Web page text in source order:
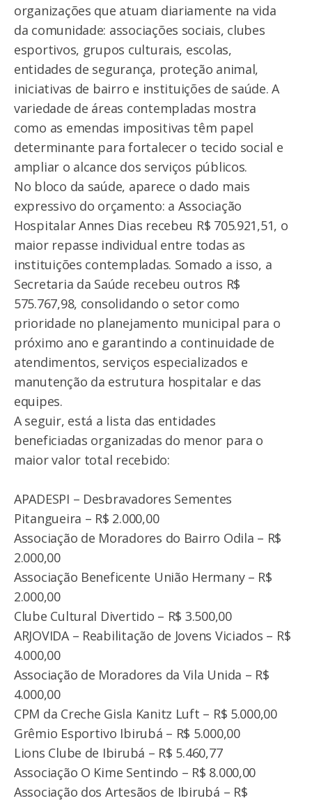
organizações que atuam diariamente na vida
da comunidade: associações sociais, clubes
esportivos, grupos culturais, escolas,
entidades de segurança, proteção animal,
iniciativas de bairro e instituições de saúde. A
variedade de áreas contempladas mostra
como as emendas impositivas têm papel
determinante para fortalecer o tecido social e
ampliar o alcance dos serviços públicos.
No bloco da saúde, aparece o dado mais
expressivo do orçamento: a Associação
Hospitalar Annes Dias recebeu R$ 705.921,51, o
maior repasse individual entre todas as
instituições contempladas. Somado a isso, a
Secretaria da Saúde recebeu outros R$
575.767,98, consolidando o setor como
prioridade no planejamento municipal para o
próximo ano e garantindo a continuidade de
atendimentos, serviços especializados e
manutenção da estrutura hospitalar e das
equipes.
A seguir, está a lista das entidades
beneficiadas organizadas do menor para o
maior valor total recebido:
APADESPI – Desbravadores Sementes
Pitangueira – R$ 2.000,00
Associação de Moradores do Bairro Odila – R$
2.000,00
Associação Beneficente União Hermany – R$
2.000,00
Clube Cultural Divertido – R$ 3.500,00
ARJOVIDA – Reabilitação de Jovens Viciados – R$
4.000,00
Associação de Moradores da Vila Unida – R$
4.000,00
CPM da Creche Gisla Kanitz Luft – R$ 5.000,00
Grêmio Esportivo Ibirubá – R$ 5.000,00
Lions Clube de Ibirubá – R$ 5.460,77
Associação O Kime Sentindo – R$ 8.000,00
Associação dos Artesãos de Ibirubá – R$